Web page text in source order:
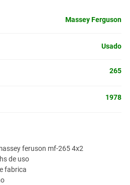
Massey Ferguson
Usado
265
1978
feruson mf-265 4x2
de uso
fabrica